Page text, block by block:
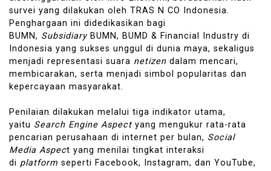
survei yang dilakukan oleh TRAS N CO Indonesia.
Penghargaan ini didedikasikan bagi
BUMN, SubsidiaryBUMN, BUMD & Financial Industry di
Indonesia yang sukses unggul di dunia maya, sekaligus
menjadi representasi suara netizen dalam mencari,
membicarakan, serta menjadi simbol popularitas dan
kepercayaan masyarakat.
Penilaian dilakukan melalui tiga indikator utama,
yaitu Search Engine Aspect yang mengukur rata-rata
pencarian perusahaan di internet per bulan, Social
Media Aspect yang menilai tingkat interaksi
di platform seperti Facebook, Instagram, dan YouTube,